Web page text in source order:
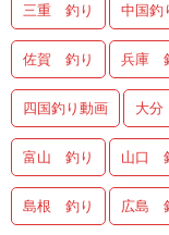
三重 釣り 中国釣
佐賀 釣り 兵庫
四国釣り動画 大
富山 釣り 山口
島根 釣り 広島